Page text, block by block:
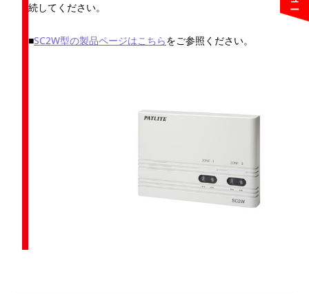
続してください。
■SC2W型の製品ページはこちらをご参照ください。